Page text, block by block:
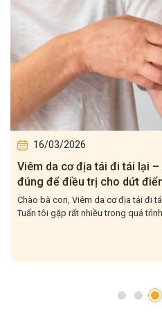
16/03/2026
Viêm da cơ địa tái đi tái lại –
đúng để điều trị cho dứt
Chào bà con, Viêm da cơ địa tái đi
Tuấn tôi gặp rất nhiều trong quá